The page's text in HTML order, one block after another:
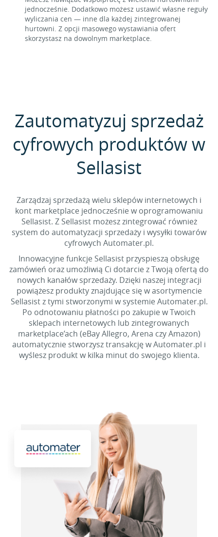
jednocześnie. Dodatkowo możesz ustawić własne reguły
wyliczania cen — inne dla każdej zintegrowanej
hurtowni. Z opcji masowego wystawiania ofert
skorzystasz na dowolnym marketplace.
Zautomatyzuj sprzedaż
cyfrowych produktów w
Sellasist
Zarządzaj sprzedażą wielu sklepów internetowych i
kont marketplace jednocześnie w oprogramowaniu
Sellasist. Z Sellasist możesz zintegrować również
system do automatyzacji sprzedaży i wysyłki towarów
cyfrowych Automater.pl.
Innowacyjne funkcje Sellasist przyspieszą obsługę
zamówień oraz umożliwią Ci dotarcie z Twoją ofertą do
nowych kanałów sprzedaży. Dzięki naszej integracji
powiążesz produkty znajdujące się w asortymencie
Sellasist z tymi stworzonymi w systemie Automater.pl.
Po odnotowaniu płatności po zakupie w Twoich
sklepach internetowych lub zintegrowanych
marketplace’ach (eBay Allegro, Arena czy Amazon)
automatycznie stworzysz transakcję w Automater.pl i
wyślesz produkt w kilka minut do swojego klienta.